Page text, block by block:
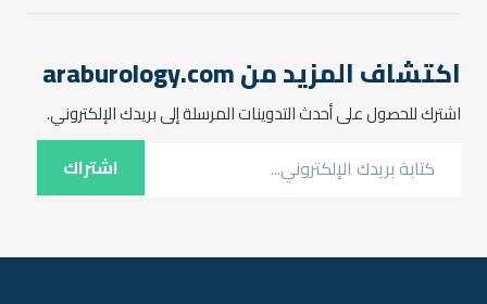
اكتشاف المزيد من araburology.com
اشترك للحصول على أحدث التدوينات المرسلة إلى بريدك الإلكتروني.
اشتراك